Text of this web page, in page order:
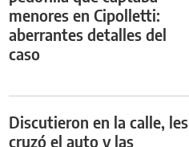
menores en Cipolletti:
aberrantes detalles del
caso
Discutieron en la calle, les
cruzó el auto y las